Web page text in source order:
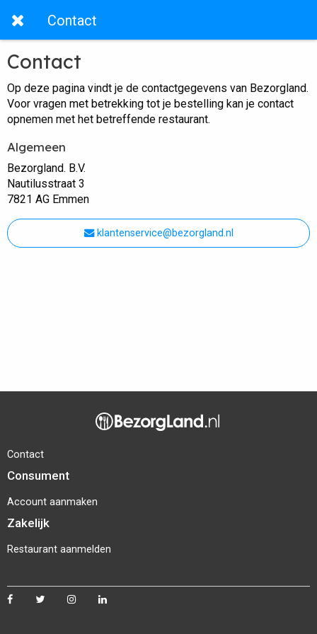
Contact
Contact
Op deze pagina vindt je de contactgegevens van Bezorgland.
Voor vragen met betrekking tot je bestelling kan je contact
opnemen met het betreffende restaurant.
Algemeen
Bezorgland. B.V.
Nautilusstraat 3
7821 AG Emmen
klantenservice@bezorgland.nl
Contact
Consument
Account aanmaken
Zakelijk
Restaurant aanmelden